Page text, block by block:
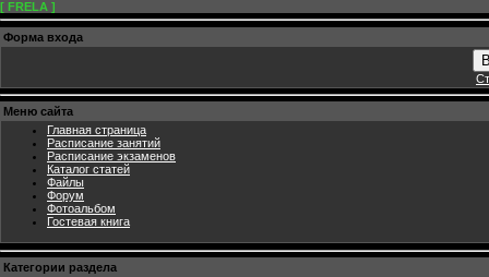
[ FRELA ]
Форма входа
Меню сайта
Главная страница
Расписание занятий
Расписание экзаменов
Каталог статей
Файлы
Форум
Фотоальбом
Гостевая книга
Категории раздела